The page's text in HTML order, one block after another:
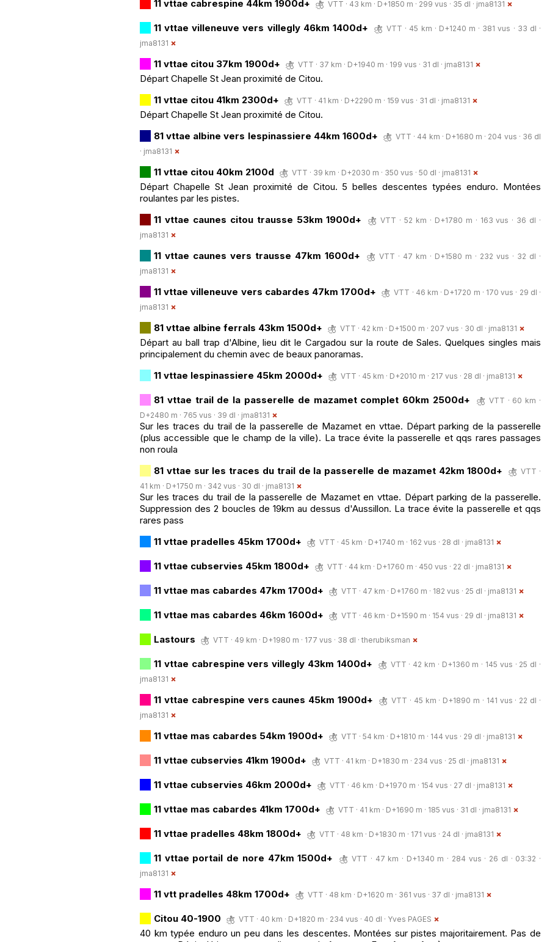
11 vttae cabrespine 44km 1900d+ VTT · 43 km · D+1850 m · 299 vus · 35 dl · jma8131
11 vttae villeneuve vers villegly 46km 1400d+
VTT · 45 km · D+1240 m · 381 vus · 33 dl ·
jma8131
11 vttae citou 37km 1900d+ VTT · 37 km · D+1940 m · 199 vus · 31 dl · jma8131
Départ Chapelle St Jean proximité de Citou.
11 vttae citou 41km 2300d+
VTT · 41 km · D+2290 m · 159 vus · 31 dl · jma8131
Départ Chapelle St Jean proximité de Citou.
81 vttae albine vers lespinassiere 44km 1600d+
VTT · 44 km · D+1680 m · 204 vus · 36 dl
· jma8131
11 vttae citou 40km 2100d VTT · 39 km · D+2030 m · 350 vus · 50 dl · jma8131
Départ Chapelle St Jean proximité de Citou. 5 belles descentes typées enduro. Montées
roulantes par les pistes.
11 vttae caunes citou trausse 53km 1900d+
VTT · 52 km · D+1780 m · 163 vus · 36 dl ·
jma8131
11 vttae caunes vers trausse 47km 1600d+
VTT · 47 km · D+1580 m · 232 vus · 32 dl ·
jma8131
11 vttae villeneuve vers cabardes 47km 1700d+
VTT · 46 km · D+1720 m · 170 vus · 29 dl ·
jma8131
81 vttae albine ferrals 43km 1500d+ VTT · 42 km · D+1500 m · 207 vus · 30 dl · jma8131
Départ au ball trap d'Albine, lieu dit le Cargadou sur la route de Sales. Quelques singles mais
principalement du chemin avec de beaux panoramas.
11 vttae lespinassiere 45km 2000d+
VTT · 45 km · D+2010 m · 217 vus · 28 dl · jma8131
81 vttae trail de la passerelle de mazamet complet 60km 2500d+
VTT · 60 km ·
D+2480 m · 765 vus · 39 dl · jma8131
Sur les traces du trail de la passerelle de Mazamet en vttae. Départ parking de la passerelle
(plus accessible que le champ de la ville). La trace évite la passerelle et qqs rares passages
non roula
81 vttae sur les traces du trail de la passerelle de mazamet 42km 1800d+
VTT ·
41 km · D+1750 m · 342 vus · 30 dl · jma8131
Sur les traces du trail de la passerelle de Mazamet en vttae. Départ parking de la passerelle.
Suppression des 2 boucles de 19km au dessus d'Aussillon. La trace évite la passerelle et qqs
rares pass
11 vttae pradelles 45km 1700d+
VTT · 45 km · D+1740 m · 162 vus · 28 dl · jma8131
11 vttae cubservies 45km 1800d+ VTT · 44 km · D+1760 m · 450 vus · 22 dl · jma8131
11 vttae mas cabardes 47km 1700d+ VTT · 47 km · D+1760 m · 182 vus · 25 dl · jma8131
11 vttae mas cabardes 46km 1600d+ VTT · 46 km · D+1590 m · 154 vus · 29 dl · jma8131
Lastours VTT · 49 km · D+1980 m · 177 vus · 38 dl · therubiksman
11 vttae cabrespine vers villegly 43km 1400d+
VTT · 42 km · D+1360 m · 145 vus · 25 dl ·
jma8131
11 vttae cabrespine vers caunes 45km 1900d+
VTT · 45 km · D+1890 m · 141 vus · 22 dl ·
jma8131
11 vttae mas cabardes 54km 1900d+ VTT · 54 km · D+1810 m · 144 vus · 29 dl · jma8131
11 vttae cubservies 41km 1900d+ VTT · 41 km · D+1830 m · 234 vus · 25 dl · jma8131
11 vttae cubservies 46km 2000d+ VTT · 46 km · D+1970 m · 154 vus · 27 dl · jma8131
11 vttae mas cabardes 41km 1700d+ VTT · 41 km · D+1690 m · 185 vus · 31 dl · jma8131
11 vttae pradelles 48km 1800d+ VTT · 48 km · D+1830 m · 171 vus · 24 dl · jma8131
11 vttae portail de nore 47km 1500d+
VTT · 47 km · D+1340 m · 284 vus · 26 dl · 03:32 ·
jma8131
11 vtt pradelles 48km 1700d+ VTT · 48 km · D+1620 m · 361 vus · 37 dl · jma8131
Citou 40-1900 VTT · 40 km · D+1820 m · 234 vus · 40 dl · Yves PAGES
40 km typée enduro un peu dans les descentes. Montées sur pistes majoritairement. Pas de